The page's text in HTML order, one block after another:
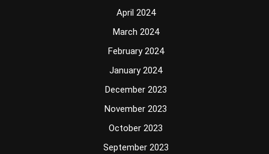
April 2024
March 2024
February 2024
January 2024
December 2023
November 2023
October 2023
September 2023